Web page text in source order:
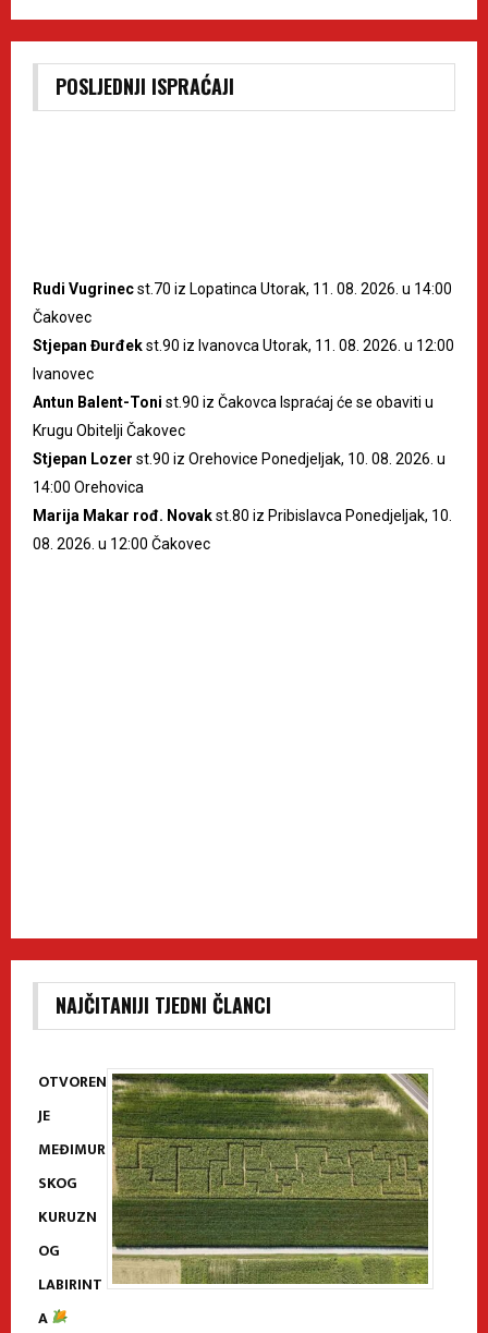
POSLJEDNJI ISPRAĆAJI
Rudi Vugrinecst.70 iz Lopatinca Utorak, 11. 08. 2026. u 14:00
Čakovec
Stjepan Đurđekst.90 iz Ivanovca Utorak, 11. 08. 2026. u 12:00
Ivanovec
Antun Balent-Toni st.90 iz Čakovca Ispraćaj će se obaviti u
Krugu Obitelji Čakovec
Stjepan Lozer st.90 iz Orehovice Ponedjeljak, 10. 08. 2026. u
14:00 Orehovica
Marija Makar rođ. Novakst.80 iz Pribislavca Ponedjeljak, 10.
08. 2026. u 12:00 Čakovec
NAJČITANIJI TJEDNI ČLANCI
OTVOREN
JE
MEĐIMUR
SKOG
KURUZN
OG
LABIRINT
A